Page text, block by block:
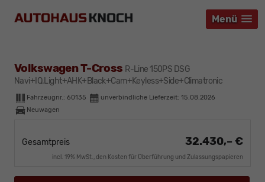
Menü
Menü
Menü
Volkswagen T-Cross R-Line 150PS DSG
Navi+IQ.Light+AHK+Black+Cam+Keyless+Side+Climatronic
Fahrzeugnr.: 60135 unverbindliche Lieferzeit: 15.08.2026
Neuwagen
Gesamtpreis 32.430,– €
incl. 19% MwSt., den Kosten für Überführung und Zulassungspapieren